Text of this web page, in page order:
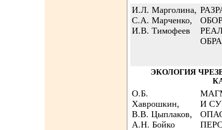
И.Л. Марголина,
С.А. Марченко,
И.В. Тимофеев
ЭКОЛОГИЯ
О.Б.
Хаврошкин,
В.В. Цыплаков,
А.Н. Бойко
И